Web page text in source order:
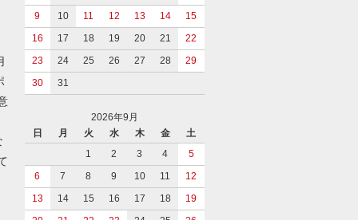
9
10 11 12 13 14
15
16
17 18 19 20 21
22
23
24 25 26 27 28
29
30
31
2026年9月
日
月 火 水 木 金
土
1
2 3 4
5
6
7 8 9 10 11
12
13
14 15 16 17 18
19